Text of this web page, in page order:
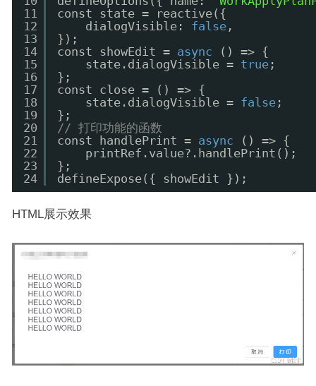
11
12
13
14
15
16
17
18
19
20
21
22
23
24
const state = reactive({
dialogVisible: false ,
});
const showEdit = async
() => {
state.dialogVisible = true ;
};
const close = () => {
state.dialogVisible = false ;
};
// 打印功能的函数
const handlePrint = async
() => {
printRef.value?.handlePrint();
};
defineExpose({ showEdit });
HTML展示效果